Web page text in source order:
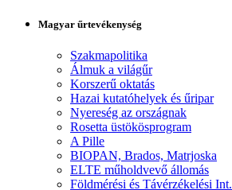
Magyar űrtevékenység
Szakmapolitika
Álmuk a világűr
Korszerű oktatás
Hazai kutatóhelyek és űripar
Nyereség az országnak
Rosetta üstökösprogram
A Pille
BIOPAN, Brados, Matrjoska
ELTE műholdvevő állomás
Földmérési és Távérzékelési Int.